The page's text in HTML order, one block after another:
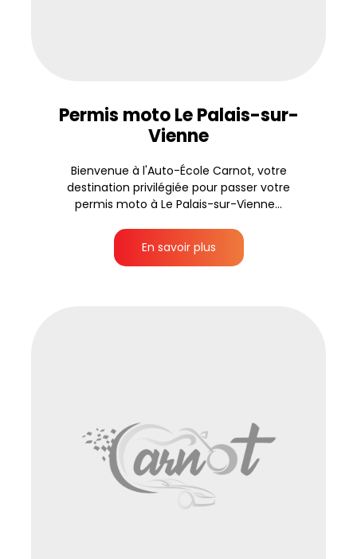
Permis moto Le Palais-sur-
Vienne
Bienvenue à l'Auto-École Carnot, votre
destination privilégiée pour passer votre
permis moto à Le Palais-sur-Vienne...
En savoir plus